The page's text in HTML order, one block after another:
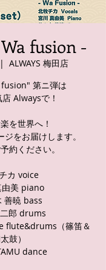
fusion -
ALWAYS 梅田店
第ニ弾は
Alwaysで！
を世界へ！
をお届けします。
約ください。
カ voice
由美 piano
善暁 bass
郎 drums
flute&drums（篠笛＆
鼓）
dance